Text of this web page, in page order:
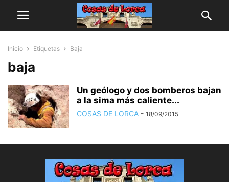
Inicio Etiquetas Baja
baja
Un geólogo y dos bomberos bajan
a la sima más caliente...
COSAS DE LORCA - 18/09/2015